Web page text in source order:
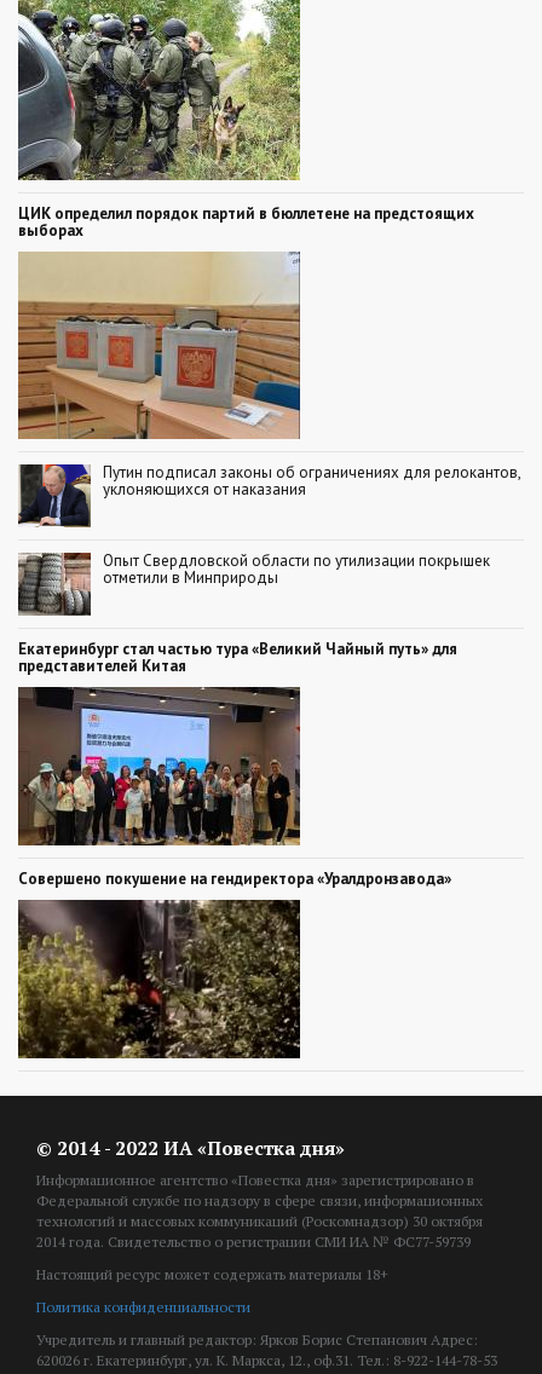
ЦИК определил порядок партий в бюллетене на предстоящих
выборах
Путин подписал законы об ограничениях для релокантов,
уклоняющихся от наказания
Опыт Свердловской области по утилизации покрышек
отметили в Минприроды
Екатеринбург стал частью тура «Великий Чайный путь» для
представителей Китая
Совершено покушение на гендиректора «Уралдронзавода»
© 2014 - 2022 ИА «Повестка дня»
Информационное агентство «Повестка дня» зарегистрировано в
Федеральной службе по надзору в сфере связи, информационных
технологий и массовых коммуникаций (Роскомнадзор) 30 октября
2014 года. Свидетельство о регистрации СМИ ИА № ФС77-59739
Настоящий ресурс может содержать материалы 18+
Политика конфиденциальности
Учредитель и главный редактор: Ярков Борис Степанович Адрес:
620026 г. Екатеринбург, ул. К. Маркса, 12., оф.31. Тел.: 8-922-144-78-53